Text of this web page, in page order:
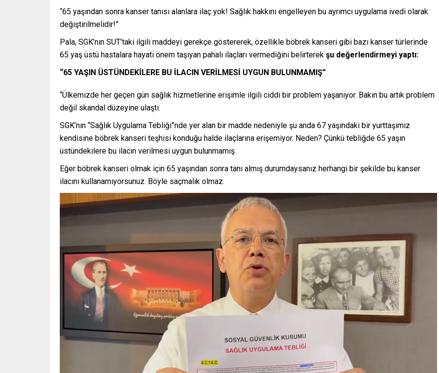
“65 yaşından sonra kanser tanısı alanlara ilaç yok! Sağlık hakkını engelleyen bu ayrımcı uygulama ivedi olarak
değiştirilmelidir!”
Pala, SGK’nın SUT’taki ilgili maddeyi gerekçe göstererek, özellikle böbrek kanseri gibi bazı kanser türlerinde
65 yaş üstü hastalara hayati önem taşıyan pahalı ilaçları vermediğini belirterek şu değerlendirmeyi yaptı:
“65 YAŞIN ÜSTÜNDEKİLERE BU İLACIN VERİLMESİ UYGUN BULUNMAMIŞ”
“Ülkemizde her geçen gün sağlık hizmetlerine erişimle ilgili ciddi bir problem yaşanıyor. Bakın bu artık problem
değil skandal düzeyine ulaştı.
SGK’nın “Sağlık Uygulama Tebliği”nde yer alan bir madde nedeniyle şu anda 67 yaşındaki bir yurttaşımız
kendisine böbrek kanseri teşhisi konduğu halde ilaçlarına erişemiyor. Neden? Çünkü tebliğde 65 yaşın
üstündekilere bu ilacın verilmesi uygun bulunmamış.
Eğer böbrek kanseri olmak için 65 yaşından sonra tanı almış durumdaysanız herhangi bir şekilde bu kanser
ilacını kullanamıyorsunuz. Böyle saçmalık olmaz.